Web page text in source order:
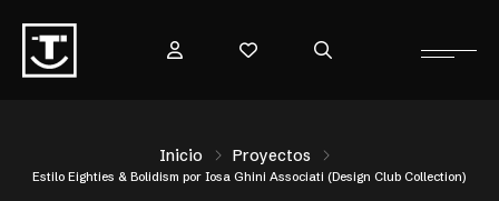
Inicio Proyectos
Estilo Eighties & Bolidism por Iosa Ghini Associati (Design Club Collection)